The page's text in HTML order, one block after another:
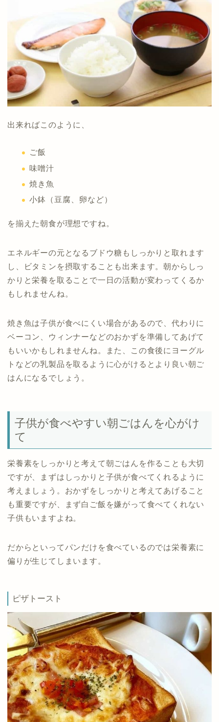
出来ればこのように、
ご飯
味噌汁
焼き魚
小鉢（豆腐、卵など）
を揃えた朝食が理想ですね。
エネルギーの元となるブドウ糖もしっかりと取れます
し、ビタミンを摂取することも出来ます。朝からしっ
かりと栄養を取ることで一日の活動が変わってくるか
もしれませんね。
焼き魚は子供が食べにくい場合があるので、代わりに
ベーコン、ウィンナーなどのおかずを準備してあげて
もいいかもしれませんね。また、この食後にヨーグル
トなどの乳製品を取るように心がけるとより良い朝ご
はんになるでしょう。
子供が食べやすい朝ごはんを心がけ
て
栄養素をしっかりと考えて朝ごはんを作ることも大切
ですが、まずはしっかりと子供が食べてくれるように
考えましょう。おかずをしっかりと考えてあげること
も重要ですが、まず白ご飯を嫌がって食べてくれない
子供もいますよね。
だからといってパンだけを食べているのでは栄養素に
偏りが生じてしまいます。
ピザトースト